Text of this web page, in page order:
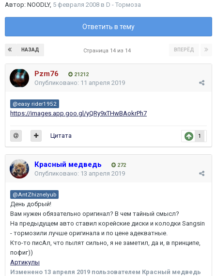
Автор: NOODLY, 5 февраля 2008 в D - Тормоза
Ответить в тему
НАЗАД ВПЕРЁД
Страница 14 из 14
Pzm76 21212
Опубликовано: 11 апреля 2019
@easy rider1952
https://images.app.goo.gl/yQRy9xTHwBAokrPh7
1
Цитата
Красный медведь 272
Опубликовано: 13 апреля 2019
@AntZhiznelyub
День добрый!
Вам нужен обязательно оригинал? В чем тайный смысл?
На предыдущем авто ставил корейские диски и колодки Sangsin
- тормозили лучше оригинала и по цене адекватные.
Кто-то писАл, что пылят сильно, я не заметил, да и, в принципе,
пофиг))
Артикулы
Изменено 13 апреля 2019 пользователем Красный медведь